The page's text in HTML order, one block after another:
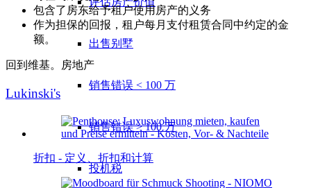
出售别墅
销售错误 < 100 万
销售错误 > 100 万
投机税
包含了房东给予租户使用房产的义务
作为担保的回报，租户每月支付租赁合同中约定的金
额。
回到维基。房地产
Lukinski's
折扣 - 定义、折扣和计算